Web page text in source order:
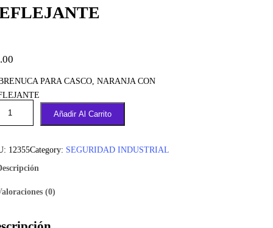
PARA CASCO, NARANJA CON
Añadir Al Carrito
12355Category: SEGURIDAD INDUSTRIAL
(0)